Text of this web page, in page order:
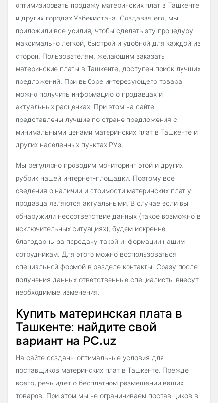
оптимизировать продажу материнских плат в Ташкенте
и других городах Узбекистана. Создавая его, мы
приложили все усилия, чтобы сделать эту процедуру
максимально легкой, быстрой и удобной для каждой из
сторон. Пользователям, желающим заказать
материнские платы в Ташкенте, доступен поиск лучших
предложений. При выборе интересующего товара
можно получить информацию о продавцах и
актуальных расценках. При этом на сайте
представлены лучшие по стране предложения с
минимальными ценами материнских плат в Ташкенте и
других населенных пунктах РУз.
Мы регулярно проводим мониторинг этой и других
рубрик нашей интернет-площадки. Поэтому все
сведения о наличии и стоимости материнских плат у
продавца являются актуальными. В случае если вы
обнаружили несоответствие данных (такое возможно в
исключительных ситуациях), будем искренне
благодарны за передачу такой информации нашим
сотрудникам. Для этого можно воспользоваться
специальной формой в разделе контакты. Сразу после
получения данных ответственные специалисты внесут
необходимые изменения.
Купить материнская плата в
Ташкенте: найдите свой
вариант на PC.uz
На сайте созданы оптимальные условия для
поставщиков материнских плат в Ташкенте. Прежде
всего, речь идет о бесплатном размещении ваших
товаров. При этом мы не ограничиваем поставщиков в